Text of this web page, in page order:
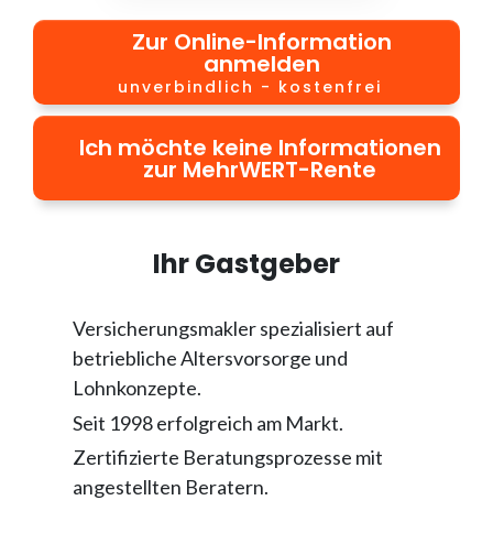
Zur Online-Information
anmelden
unverbindlich - kostenfrei
Ich möchte keine Informationen
zur MehrWERT-Rente
Ihr Gastgeber
Versicherungsmakler spezialisiert auf
betriebliche Altersvorsorge und
Lohnkonzepte.
Seit 1998 erfolgreich am Markt.
Zertifizierte Beratungsprozesse mit
angestellten Beratern.